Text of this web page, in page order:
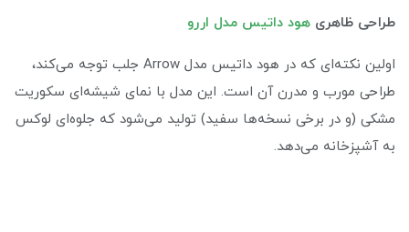
طراحی ظاهری هود داتیس مدل اررو
اولین نکته‌ای که در هود داتیس مدل Arrow جلب توجه می‌کند،
طراحی مورب و مدرن آن است. این مدل با نمای شیشه‌ای سکوریت
مشکی (و در برخی نسخه‌ها سفید) تولید می‌شود که جلوه‌ای لوکس
به آشپزخانه می‌دهد.